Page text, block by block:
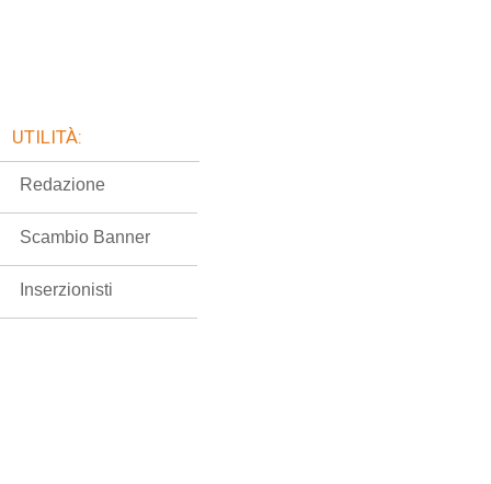
UTILITÀ:
Redazione
Scambio Banner
Inserzionisti